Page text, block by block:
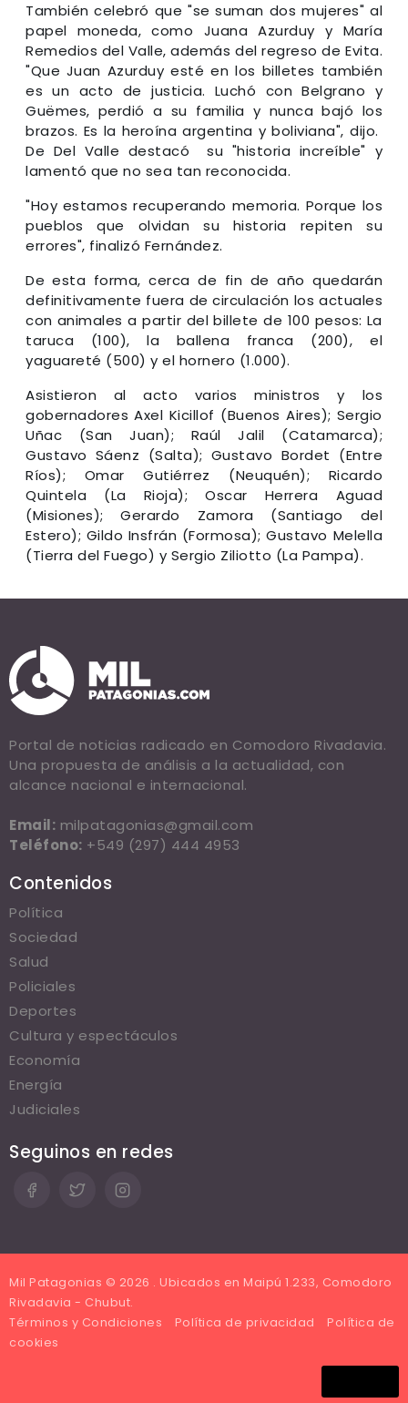
También celebró que "se suman dos mujeres" al
papel moneda, como Juana Azurduy y María
Remedios del Valle, además del regreso de Evita.
"Que Juan Azurduy esté en los billetes también
es un acto de justicia. Luchó con Belgrano y
Guëmes, perdió a su familia y nunca bajó los
brazos. Es la heroína argentina y boliviana", dijo.
De Del Valle destacó su "historia increíble" y
lamentó que no sea tan reconocida.
"Hoy estamos recuperando memoria. Porque los
pueblos que olvidan su historia repiten su
errores", finalizó Fernández.
De esta forma, cerca de fin de año quedarán
definitivamente fuera de circulación los actuales
con animales a partir del billete de 100 pesos: La
taruca (100), la ballena franca (200), el
yaguareté (500) y el hornero (1.000).
Asistieron al acto varios ministros y los
gobernadores Axel Kicillof (Buenos Aires); Sergio
Uñac (San Juan); Raúl Jalil (Catamarca);
Gustavo Sáenz (Salta); Gustavo Bordet (Entre
Ríos); Omar Gutiérrez (Neuquén); Ricardo
Quintela (La Rioja); Oscar Herrera Aguad
(Misiones); Gerardo Zamora (Santiago del
Estero); Gildo Insfrán (Formosa); Gustavo Melella
(Tierra del Fuego) y Sergio Ziliotto (La Pampa).
Portal de noticias radicado en Comodoro Rivadavia.
Una propuesta de análisis a la actualidad, con
alcance nacional e internacional.
Email: milpatagonias@gmail.com
Teléfono: +549 (297) 444 4953
Contenidos
Política
Sociedad
Salud
Policiales
Deportes
Cultura y espectáculos
Economía
Energía
Judiciales
Seguinos en redes
Mil Patagonias © 2026 . Ubicados en Maipú 1.233, Comodoro
Rivadavia - Chubut.
Términos y Condiciones
Política de privacidad
Política de
cookies